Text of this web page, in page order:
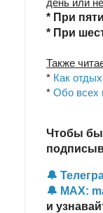
* При
* При
Также
* Как
* Обо всех
Чтобы
🔔
🔔 MAX:
и